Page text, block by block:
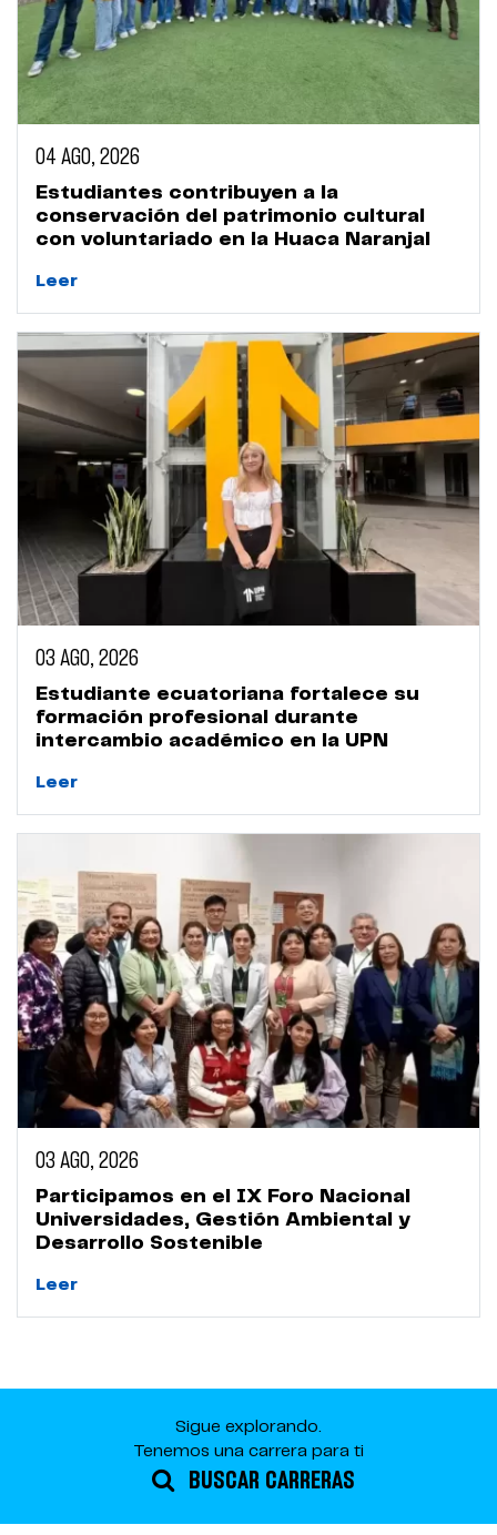
04 AGO, 2026
Estudiantes contribuyen a la
conservación del patrimonio cultural
con voluntariado en la Huaca Naranjal
Leer
03 AGO, 2026
Estudiante ecuatoriana fortalece su
formación profesional durante
intercambio académico en la UPN
Leer
03 AGO, 2026
Participamos en el IX Foro Nacional
Universidades, Gestión Ambiental y
Desarrollo Sostenible
Leer
Sigue explorando.
Tenemos una carrera para ti
BUSCAR CARRERAS